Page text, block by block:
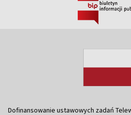
Dofinansowanie ustawowych zadań